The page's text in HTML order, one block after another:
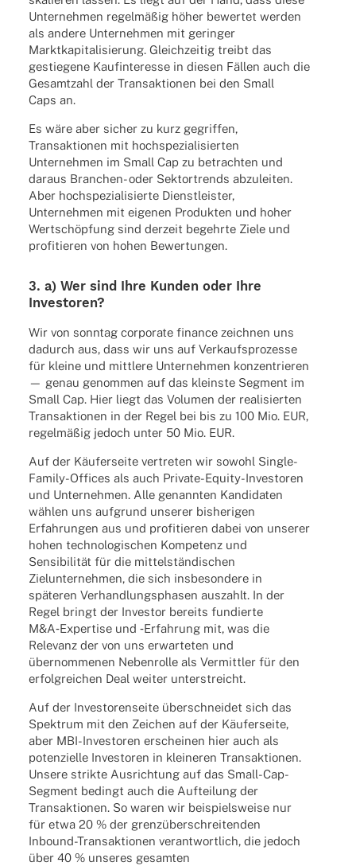
Unter­neh­men regel­mä­ßig höher bewer­tet werden
als andere Unter­neh­men mit gerin­ger
Markt­ka­pi­ta­li­sie­rung. Gleich­zei­tig treibt das
gestie­gene Kauf­in­ter­esse in diesen Fällen auch die
Gesamt­zahl der Trans­ak­tio­nen bei den Small
Caps an.
Es wäre aber sicher zu kurz gegrif­fen,
Trans­ak­tio­nen mit hoch­spe­zia­li­sier­ten
Unter­neh­men im Small Cap zu betrach­ten und
daraus Bran­chen- oder Sektor­trends abzu­lei­ten.
Aber hoch­spe­zia­li­sierte Dienst­leis­ter,
Unter­neh­men mit eige­nen Produk­ten und hoher
Wert­schöp­fung sind derzeit begehrte Ziele und
profi­tie­ren von hohen Bewertungen.
3. a) Wer sind Ihre Kunden oder Ihre
Investoren?
Wir von sonn­tag corpo­rate finance zeich­nen uns
dadurch aus, dass wir uns auf Verkaufs­pro­zesse
für kleine und mitt­lere Unter­neh­men konzen­trie­ren
— genau genom­men auf das kleinste Segment im
Small Cap. Hier liegt das Volu­men der reali­sier­ten
Trans­ak­tio­nen in der Regel bei bis zu 100 Mio. EUR,
regel­mä­ßig jedoch unter 50 Mio. EUR.
Auf der Käufer­seite vertre­ten wir sowohl Single-
Family-Offices als auch Private-Equity-Inves­to­ren
und Unter­neh­men. Alle genann­ten Kandi­da­ten
wählen uns aufgrund unse­rer bishe­ri­gen
Erfah­run­gen aus und profi­tie­ren dabei von unse­rer
hohen tech­no­lo­gi­schen Kompe­tenz und
Sensi­bi­li­tät für die mittel­stän­di­schen
Ziel­un­ter­neh­men, die sich insbe­son­dere in
späte­ren Verhand­lungs­pha­sen auszahlt. In der
Regel bringt der Inves­tor bereits fundierte
M&A‑Expertise und ‑Erfah­rung mit, was die
Rele­vanz der von uns erwar­te­ten und
über­nom­me­nen Neben­rolle als Vermitt­ler für den
erfolg­rei­chen Deal weiter unterstreicht.
Auf der Inves­to­ren­seite über­schnei­det sich das
Spek­trum mit den Zeichen auf der Käufer­seite,
aber MBI-Inves­to­ren erschei­nen hier auch als
poten­zi­elle Inves­to­ren in klei­ne­ren Trans­ak­tio­nen.
Unsere strikte Ausrich­tung auf das Small-Cap-
Segment bedingt auch die Auftei­lung der
Trans­ak­tio­nen. So waren wir beispiels­weise nur
für etwa 20 % der grenz­über­schrei­ten­den
Inbound-Trans­ak­tio­nen verant­wort­lich, die jedoch
über 40 % unse­res gesam­ten